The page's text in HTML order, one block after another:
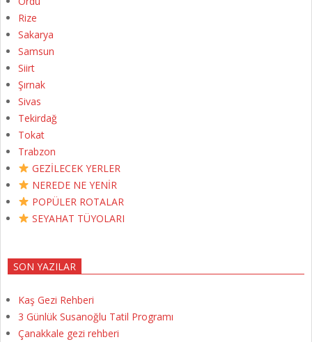
Rize
Sakarya
Samsun
Siirt
Şırnak
Sivas
Tekirdağ
Tokat
Trabzon
GEZİLECEK YERLER
NEREDE NE YENİR
POPÜLER ROTALAR
SEYAHAT TÜYOLARI
SON YAZILAR
Kaş Gezi Rehberi
3 Günlük Susanoğlu Tatil Programı
Çanakkale gezi rehberi